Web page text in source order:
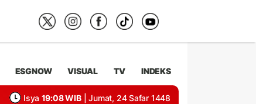
ESGNOW VISUAL TV INDEKS
Isya 19:08 WIB | Jumat, 24 Safar 1448